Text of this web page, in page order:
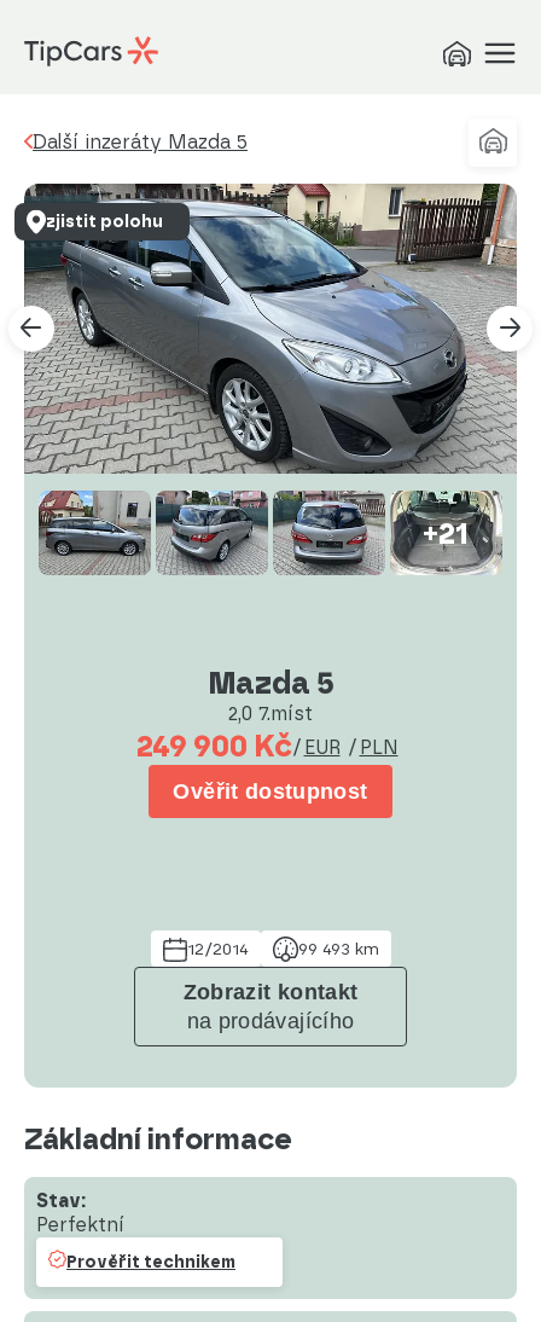
Další inzeráty Mazda 5
+21
Mazda 5
2,0 7.míst
249 900 Kč/ EUR / PLN
Ověřit dostupnost
12/2014 99 493 km
Zobrazit kontakt
na prodávajícího
zjistit polohu
Základní informace
Stav:
Perfektní
Prověřit technikem